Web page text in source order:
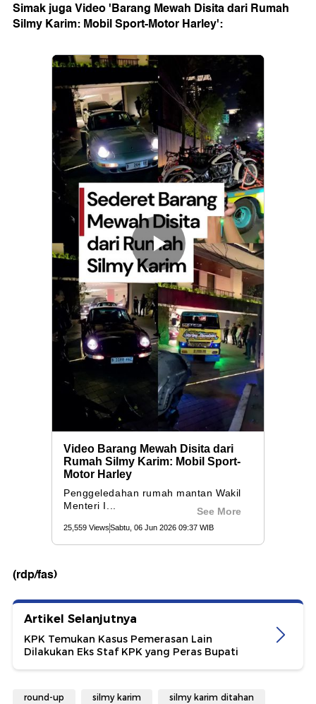
Simak juga Video 'Barang Mewah Disita dari Rumah
Silmy Karim: Mobil Sport-Motor Harley':
(rdp/fas)
Artikel Selanjutnya
KPK Temukan Kasus Pemerasan Lain
Dilakukan Eks Staf KPK yang Peras Bupati
round-up silmy karim silmy karim ditahan